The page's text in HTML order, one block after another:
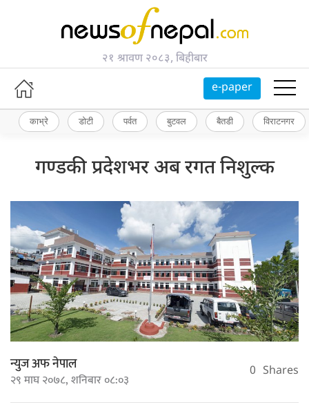
२१ श्रावण २०८३, बिहीबार
e-paper
काभ्रे डोटी पर्वत बुटवल बैतडी विराटनगर
गण्डकी प्रदेशभर अब रगत निशुल्क
न्युज अफ नेपाल
२९ माघ २०७८, शनिबार ०८:०३ 0 Shares